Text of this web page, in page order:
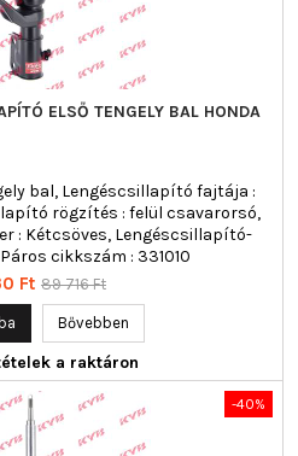
ELSŐ TENGELY BAL HONDA
bal, Lengéscsillapító fajtája :
rögzítés : felül csavarorsó,
: Kétcsöves, Lengéscsillapító-
cikkszám : 331010
Ft Normál
89 716 Ft
Bővebben
a raktáron
-40%